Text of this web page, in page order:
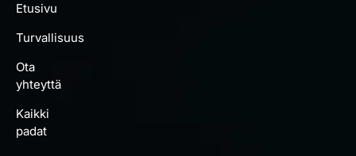
Etusivu
Turvallisuus
Ota
yhteyttä
Kaikki
padat